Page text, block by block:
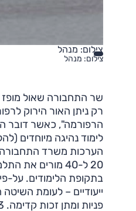
צילום: מנהל
צילום: מנהל
שר התחבורה שאול מופז
רק ניתן האור הירוק
לימוד נהיגה מיוחדים
בתקופת הלימודים. על-